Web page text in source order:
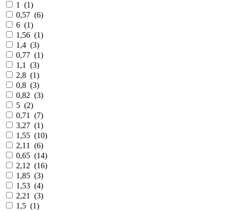
1
(1)
0,57 (6)
6 (1)
1,56 (1)
1,4 (3)
0,77 (1)
1,1
(3)
2,8 (1)
0,8 (3)
0,82 (3)
5 (2)
0,71
(7)
3,27 (1)
1,55 (10)
2,11
(6)
0,65 (14)
2,12 (16)
1,85 (3)
1,53 (4)
2,21
(3)
1,5 (1)